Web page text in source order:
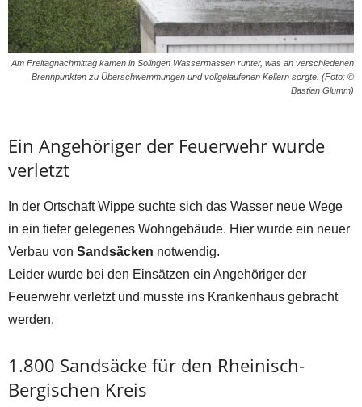
Am Freitagnachmittag kamen in Solingen Wassermassen runter, was an verschiedenen
Brennpunkten zu Überschwemmungen und vollgelaufenen Kellern sorgte. (Foto: ©
Bastian Glumm)
Ein Angehöriger der Feuerwehr wurde
verletzt
In der Ortschaft Wippe suchte sich das Wasser neue Wege
in ein tiefer gelegenes Wohngebäude. Hier wurde ein neuer
Verbau von Sandsäcken notwendig.
Leider wurde bei den Einsätzen ein Angehöriger der
Feuerwehr verletzt und musste ins Krankenhaus gebracht
werden.
1.800 Sandsäcke für den Rheinisch-
Bergischen Kreis